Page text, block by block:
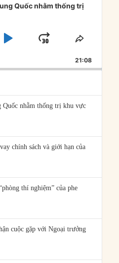
Quốc nhằm thống trị
PLAYJUMP
FORWARD
SHARE
21:08
Quốc nhằm thống trị khu vực
chính sách và giới hạn của
thí nghiệm” của phe
cuộc gặp với Ngoại trưởng